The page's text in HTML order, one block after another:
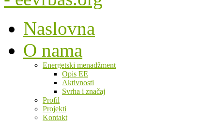
Naslovna
O nama
Energetski menadžment
Opis EE
Aktivnosti
Svrha i značaj
Profil
Projekti
Kontakt